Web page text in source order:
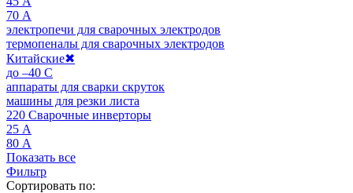
70 А
электропечи для сварочных электродов
термопеналы для сварочных электродов
Китайские✖
до –40 C
аппараты для сварки скруток
машины для резки листа
220 Сварочные инверторы
25 А
80 А
Показать все
Фильтр
Сортировать по: